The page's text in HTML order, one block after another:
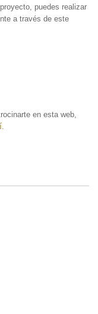
puedes realizar
a través de este
en esta web,